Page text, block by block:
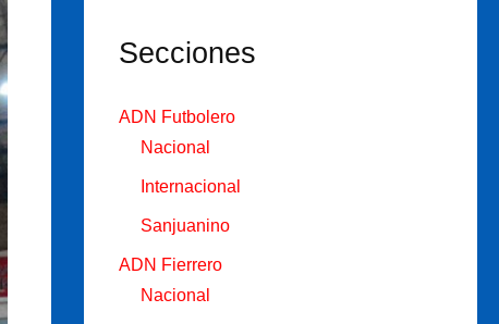
Secciones
ADN Futbolero
Nacional
Internacional
Sanjuanino
ADN Fierrero
Nacional